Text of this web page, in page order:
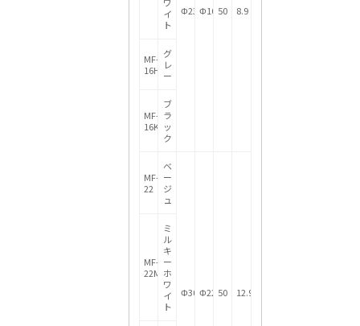
Φ23 Φ16 50 8.9
ワ
イ
ト
MF-
16H
グ
レ
ー
MF-
16K
ブ
ラ
ッ
ク
MF-
22
ベ
ー
ジ
ュ
Φ30.5Φ22 50 12.9
MF-
22M
ミ
ル
キ
ー
ホ
ワ
イ
ト